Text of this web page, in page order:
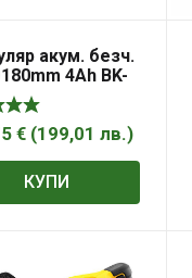
акум. безч.
4Ah BK-
Set
€ (199,01 лв.)
КУПИ